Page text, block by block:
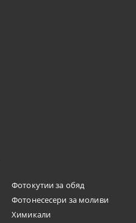
Фотокутии за обяд
Фотонесесери за моливи
Химикали